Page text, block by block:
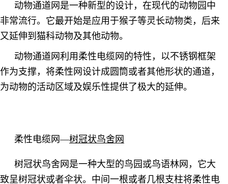
动物通道网是一种新型的设计，在现代的动物园中
非常流行。它最开始是应用于猴子等灵长动物类，后来
又延伸到猫科动物及其他动物。
动物通道网利用柔性电缆网的特性，以不锈钢框架
作为支撑，将柔性网设计成圆筒或者其他形状的通道，
为动物的活动区域及娱乐性提供了极大的延伸。
柔性电缆网—树冠状鸟舍网
树冠状鸟舍网是一种大型的鸟园或鸟语林网，它大
致呈树冠状或者伞状。中间一根或者几根支柱将柔性电